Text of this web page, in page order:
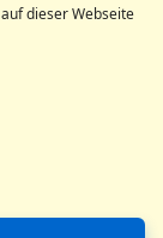
dieser Webseite
reines Wasser